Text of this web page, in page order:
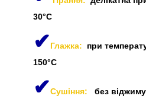
30°C
✔Глажка: при
150°C
✔Сушіння:
без